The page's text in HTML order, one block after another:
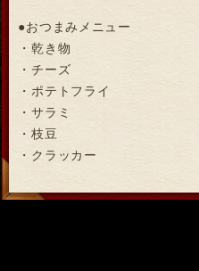
●おつまみメニュー
・乾き物
・チーズ
・ポテトフライ
・サラミ
・枝豆
・クラッカー